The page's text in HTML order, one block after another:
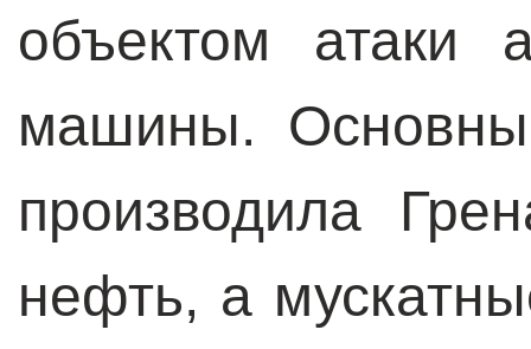
объектом атаки
машины.
производила
нефть, а